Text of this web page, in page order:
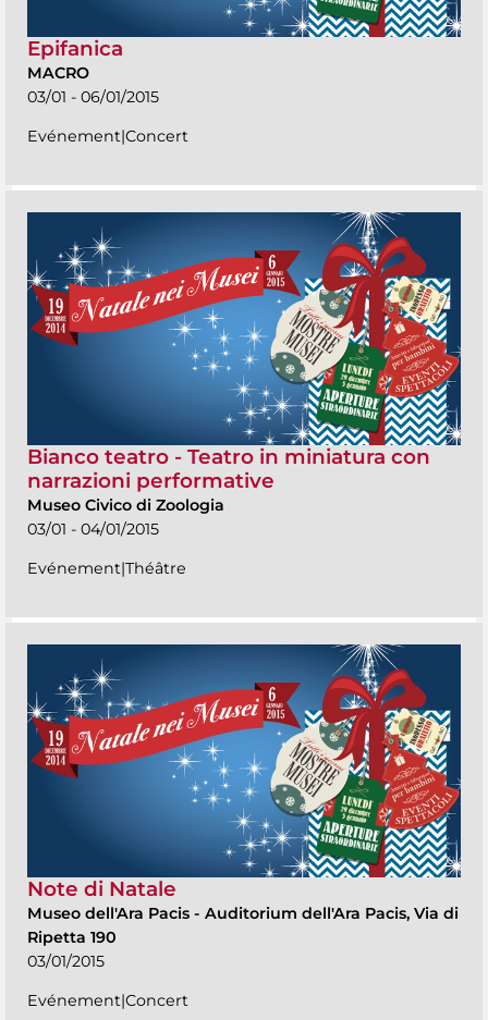
Epifanica
MACRO
03/01 - 06/01/2015
Evénement|Concert
Bianco teatro - Teatro in miniatura con
narrazioni performative
Museo Civico di Zoologia
03/01 - 04/01/2015
Evénement|Théâtre
Note di Natale
Museo dell'Ara Pacis - Auditorium dell'Ara Pacis, Via di
Ripetta 190
03/01/2015
Evénement|Concert